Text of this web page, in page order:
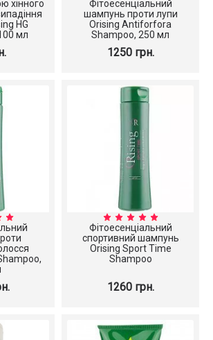
хінного
HG
мл
Фітоесенціальний
шампунь проти лупи
Orising Antiforfora
Shampoo, 250 мл
1250 грн.
Фітоесенціальний
спортивний шампунь
Orising Sport Time
Shampoo
1260 грн.